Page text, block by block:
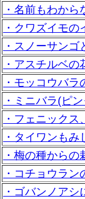
・名前もわから
・クワズイモ
・スノーサンゴ
・アスチルベの
・モッコウバラ
・ミニバラ(ピ
・フェニック
・タイワンもみ
・梅の種からの
・コチョウラン
・ゴバンノアシ